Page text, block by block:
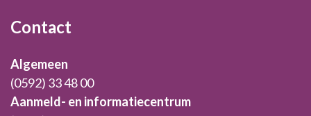
Contact
Algemeen
(0592) 33 48 00
Aanmeld- en informatiecentrum